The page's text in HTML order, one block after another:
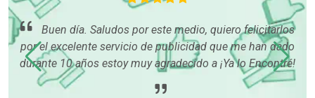
Buen día. Saludos por este medio, quiero felicitarlos
por el excelente servicio de publicidad que me han dado
durante 10 años estoy muy agradecido a ¡Ya lo Encontré!